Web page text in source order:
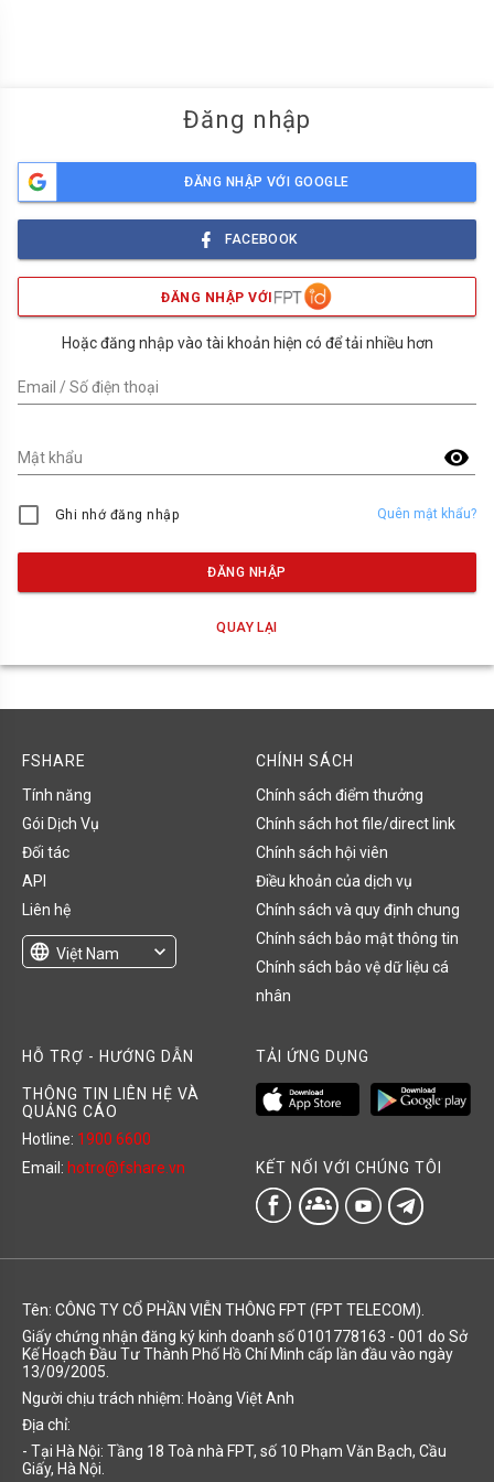
Đăng nhập
ĐĂNG NHẬP VỚI GOOGLE
FACEBOOK
ĐĂNG NHẬP VỚI
Hoặc đăng nhập vào tài khoản hiện có để tải nhiều hơn
Email / Số điện thoại
visibility
Mật khẩu
Ghi nhớ đăng nhập Quên mật khẩu?
ĐĂNG NHẬP
QUAY LẠI
FSHARE
Tính năng
Gói Dịch Vụ
Đối tác
API
Liên hệ
language Việt Nam
expand_more
CHÍNH SÁCH
Chính sách điểm thưởng
Chính sách hot file/direct link
Chính sách hội viên
Điều khoản của dịch vụ
Chính sách và quy định chung
Chính sách bảo mật thông tin
Chính sách bảo vệ dữ liệu cá
nhân
HỖ TRỢ - HƯỚNG DẪN
THÔNG TIN LIÊN HỆ VÀ
QUẢNG CÁO
Hotline: 1900 6600
Email: hotro@fshare.vn
TẢI ỨNG DỤNG
KẾT NỐI VỚI CHÚNG TÔI
groups
Tên: CÔNG TY CỔ PHẦN VIỄN THÔNG FPT (FPT TELECOM).
Giấy chứng nhận đăng ký kinh doanh số 0101778163 - 001 do Sở
Kế Hoạch Đầu Tư Thành Phố Hồ Chí Minh cấp lần đầu vào ngày
13/09/2005.
Người chịu trách nhiệm: Hoàng Việt Anh
Địa chỉ:
- Tại Hà Nội: Tầng 18 Toà nhà FPT, số 10 Phạm Văn Bạch, Cầu
Giấy, Hà Nội.